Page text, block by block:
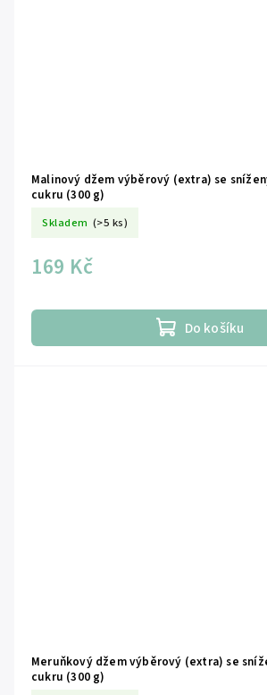
Malinový džem výběrový (extra) se
cukru (300 g)
Skladem (>5 ks)
169 Kč
Do košíku
Meruňkový džem výběrový (extra) se
cukru (300 g)